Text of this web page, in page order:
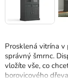
Prosklená vitrína
správný šmrnc.
vložíte vše, co
borovicového